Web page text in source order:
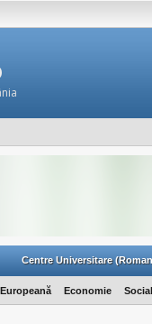
Centre Universitare
Economie Social